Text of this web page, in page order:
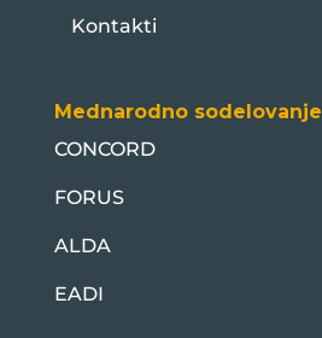
Kontakti
Mednarodno sodelovanje
CONCORD
FORUS
ALDA
EADI